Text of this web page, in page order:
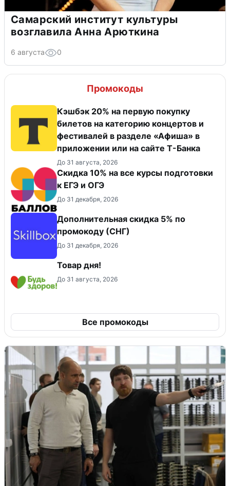
Самарский институт культуры
возглавила Анна Арюткина
6 августа 0
Промокоды
Кэшбэк 20% на первую покупку
билетов на категорию концертов и
фестивалей в разделе «Афиша» в
приложении или на сайте Т-Банка
До 31 августа, 2026
Cкидка 10% на все курсы подготовки
к ЕГЭ и ОГЭ
До 31 декабря, 2026
Дополнительная скидка 5% по
промокоду (СНГ)
До 31 декабря, 2026
Товар дня!
До 31 августа, 2026
Все промокоды